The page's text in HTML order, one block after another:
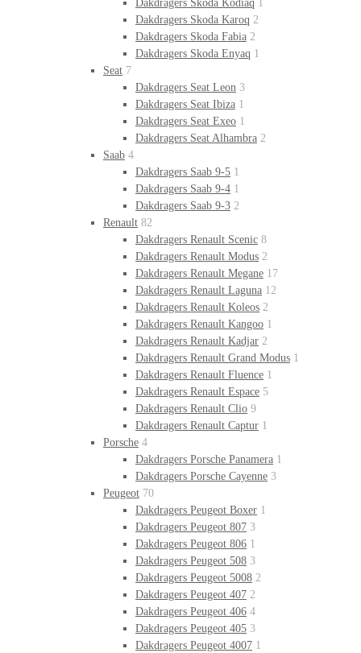
Dakdragers Skoda Kodiaq 1
Dakdragers Skoda Karoq 2
Dakdragers Skoda Fabia 2
Dakdragers Skoda Enyaq 1
Seat 7
Dakdragers Seat Leon 3
Dakdragers Seat Ibiza 1
Dakdragers Seat Exeo 1
Dakdragers Seat Alhambra 2
Saab 4
Dakdragers Saab 9-5 1
Dakdragers Saab 9-4 1
Dakdragers Saab 9-3 2
Renault 82
Dakdragers Renault Scenic 8
Dakdragers Renault Modus 2
Dakdragers Renault Megane 17
Dakdragers Renault Laguna 12
Dakdragers Renault Koleos 2
Dakdragers Renault Kangoo 1
Dakdragers Renault Kadjar 2
Dakdragers Renault Grand Modus 1
Dakdragers Renault Fluence 1
Dakdragers Renault Espace 5
Dakdragers Renault Clio 9
Dakdragers Renault Captur 1
Porsche 4
Dakdragers Porsche Panamera 1
Dakdragers Porsche Cayenne 3
Peugeot 70
Dakdragers Peugeot Boxer 1
Dakdragers Peugeot 807 3
Dakdragers Peugeot 806 1
Dakdragers Peugeot 508 3
Dakdragers Peugeot 5008 2
Dakdragers Peugeot 407 2
Dakdragers Peugeot 406 4
Dakdragers Peugeot 405 3
Dakdragers Peugeot 4007 1